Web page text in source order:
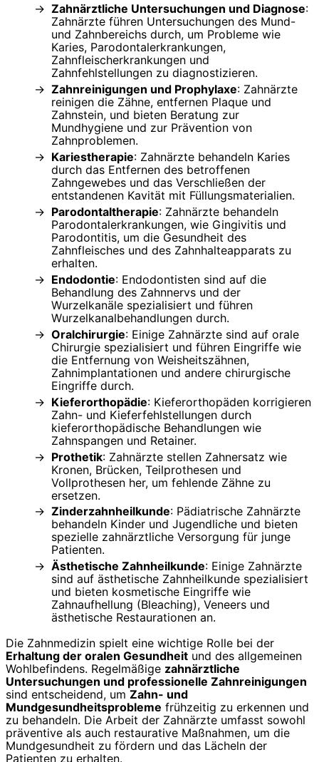
Zahnärztliche Untersuchungen und Diagnose:
Zahnärzte führen Untersuchungen des Mund-
und Zahnbereichs durch, um Probleme wie
Karies, Parodontalerkrankungen,
Zahnfleischerkrankungen und
Zahnfehlstellungen zu diagnostizieren.
Zahnreinigungen und Prophylaxe: Zahnärzte
reinigen die Zähne, entfernen Plaque und
Zahnstein, und bieten Beratung zur
Mundhygiene und zur Prävention von
Zahnproblemen.
Kariestherapie: Zahnärzte behandeln Karies
durch das Entfernen des betroffenen
Zahngewebes und das Verschließen der
entstandenen Kavität mit Füllungsmaterialien.
Parodontaltherapie: Zahnärzte behandeln
Parodontalerkrankungen, wie Gingivitis und
Parodontitis, um die Gesundheit des
Zahnfleisches und des Zahnhalteapparats zu
erhalten.
Endodontie: Endodontisten sind auf die
Behandlung des Zahnnervs und der
Wurzelkanäle spezialisiert und führen
Wurzelkanalbehandlungen durch.
Oralchirurgie: Einige Zahnärzte sind auf orale
Chirurgie spezialisiert und führen Eingriffe wie
die Entfernung von Weisheitszähnen,
Zahnimplantationen und andere chirurgische
Eingriffe durch.
Kieferorthopädie: Kieferorthopäden korrigieren
Zahn- und Kieferfehlstellungen durch
kieferorthopädische Behandlungen wie
Zahnspangen und Retainer.
Prothetik: Zahnärzte stellen Zahnersatz wie
Kronen, Brücken, Teilprothesen und
Vollprothesen her, um fehlende Zähne zu
ersetzen.
Zinderzahnheilkunde: Pädiatrische Zahnärzte
behandeln Kinder und Jugendliche und bieten
spezielle zahnärztliche Versorgung für junge
Patienten.
Ästhetische Zahnheilkunde: Einige Zahnärzte
sind auf ästhetische Zahnheilkunde spezialisiert
und bieten kosmetische Eingriffe wie
Zahnaufhellung (Bleaching), Veneers und
ästhetische Restaurationen an.
Die Zahnmedizin spielt eine wichtige Rolle bei der
Erhaltung der oralen Gesundheit und des allgemeinen
Wohlbefindens. Regelmäßige zahnärztliche
Untersuchungen und professionelle Zahnreinigungen
sind entscheidend, um Zahn- und
Mundgesundheitsprobleme frühzeitig zu erkennen und
zu behandeln. Die Arbeit der Zahnärzte umfasst sowohl
präventive als auch restaurative Maßnahmen, um die
Mundgesundheit zu fördern und das Lächeln der
Patienten zu erhalten.